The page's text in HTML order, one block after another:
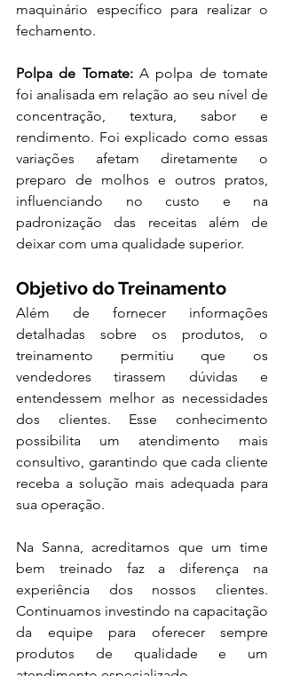
maquinário específico para realizar o
fechamento.
Polpa de Tomate: A polpa de tomate
foi analisada em relação ao seu nível de
concentração, textura, sabor e
rendimento. Foi explicado como essas
variações afetam diretamente o
preparo de molhos e outros pratos,
influenciando no custo e na
padronização das receitas além de
deixar com uma qualidade superior.
Objetivo do Treinamento
Além de fornecer informações
detalhadas sobre os produtos, o
treinamento permitiu que os
vendedores tirassem dúvidas e
entendessem melhor as necessidades
dos clientes. Esse conhecimento
possibilita um atendimento mais
consultivo, garantindo que cada cliente
receba a solução mais adequada para
sua operação.
Na Sanna, acreditamos que um time
bem treinado faz a diferença na
experiência dos nossos clientes.
Continuamos investindo na capacitação
da equipe para oferecer sempre
produtos de qualidade e um